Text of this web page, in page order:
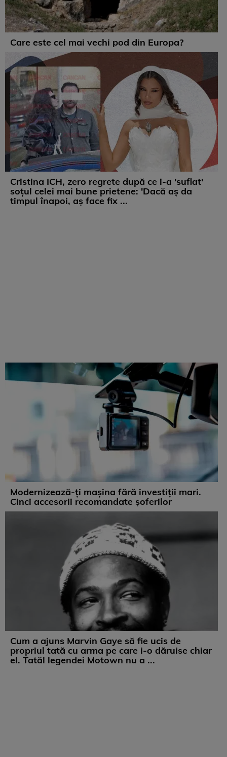
Care este cel mai vechi pod din Europa?
Cristina ICH, zero regrete după ce i-a 'suflat'
soțul celei mai bune prietene: 'Dacă aș da
timpul înapoi, aș face fix ...
Modernizează-ți mașina fără investiții mari.
Cinci accesorii recomandate șoferilor
Cum a ajuns Marvin Gaye să fie ucis de
propriul tată cu arma pe care i-o dăruise chiar
el. Tatăl legendei Motown nu a ...